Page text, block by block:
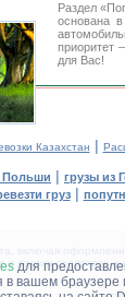
для
вашем браузере
Раздел
основана
приоритет
для Вас!
Казахстан |
Польши | грузы из
груз|
включая
других средствах